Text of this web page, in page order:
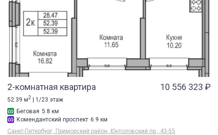
2-комнатная квартира 10 556 323 ₽
52.39 м2 | 1/23 этаж
Беговая 5.8 км
Комендантский проспект 6.9 км
Санкт-Петербург, Приморский район, Юнтоловский пр., 43-55